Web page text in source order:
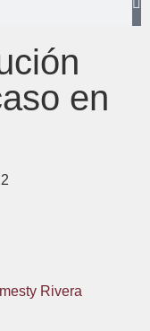
en
Rivera